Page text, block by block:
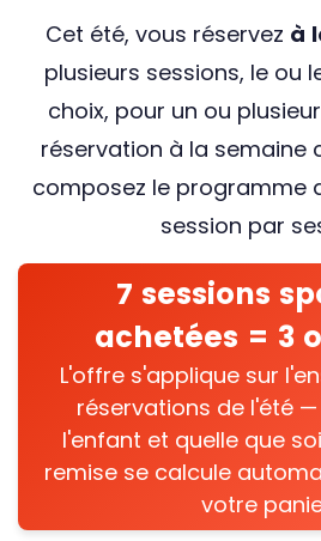
Cet été, vous réservez à
plusieurs sessions, le ou
choix, pour un ou
réservation à la semaine
composez le programme
session par
7 sessions
achetées = 3
L'offre s'applique sur
réservations de l'été
l'enfant et quelle que
remise se calcule
votre